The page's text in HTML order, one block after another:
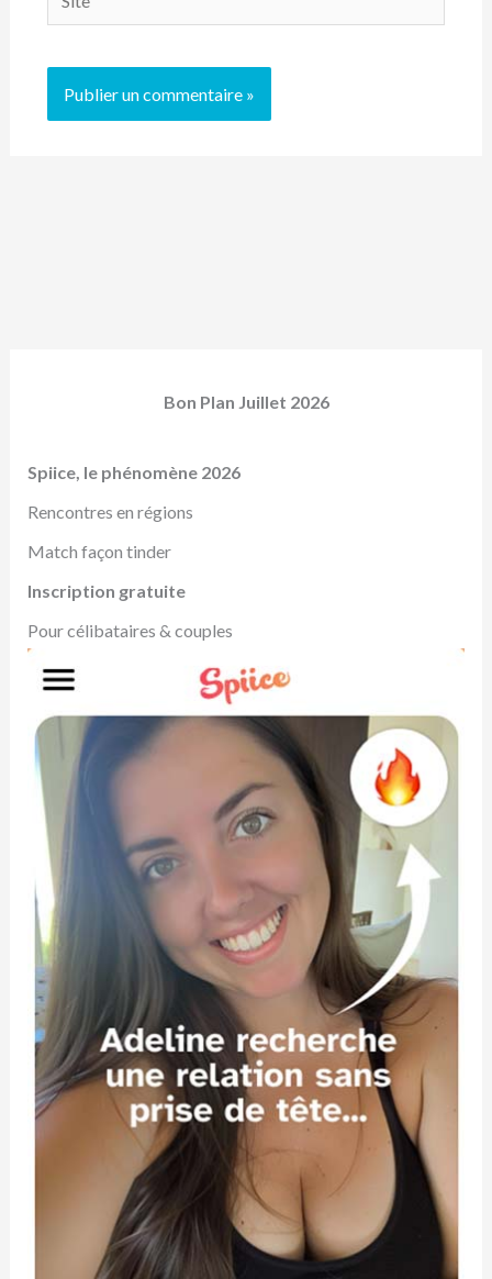
Bon Plan Juillet 2026
Spiice, le phénomène 2026
Rencontres en régions
Match façon tinder
Inscription gratuite
Pour célibataires & couples